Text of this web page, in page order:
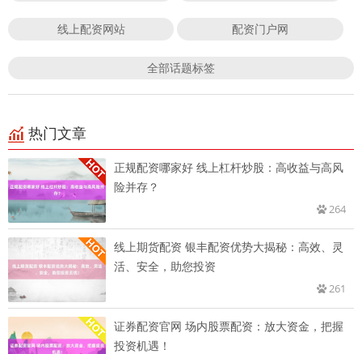
线上配资网站 配资门户网
全部话题标签
热门文章
正规配资哪家好 线上杠杆炒股：高收益与高风
险并存？
264
线上期货配资 银丰配资优势大揭秘：高效、灵
活、安全，助您投资
261
证券配资官网 场内股票配资：放大资金，把握
投资机遇！